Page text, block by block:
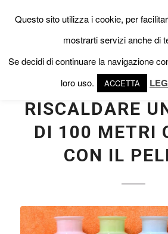
NEWS
RISCALDARE
DI 100 METRI
CON IL
Questo sito utilizza i cookie, per
mostrarti servizi anche di
Se decidi di continuare la navigazione
loro uso.
ACCETTA